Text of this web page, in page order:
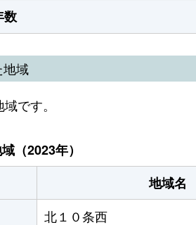
数
域
です。
（2023年）
地域名
北１０条西